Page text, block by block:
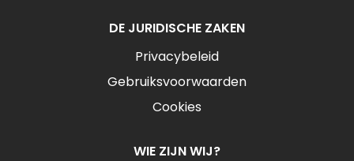
DE JURIDISCHE ZAKEN
Privacybeleid
Gebruiksvoorwaarden
Cookies
WIE ZIJN WIJ?